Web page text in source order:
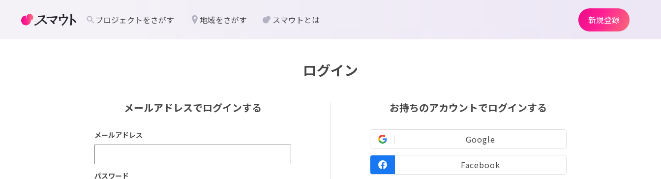
ログイン
メールアドレスでログインする
メールアドレス
パスワード
お持ちのアカウントでログインする
Google
Facebook
プロジェクトをさがす 地域をさがす スマウトとは 新規登録